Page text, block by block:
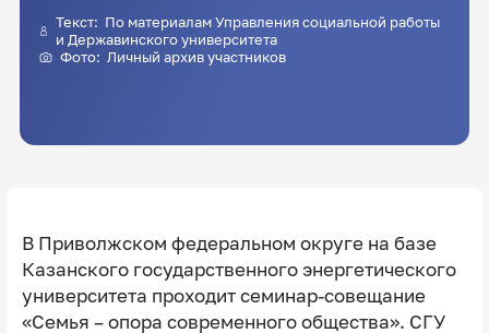
Текст: По материалам Управления социальной работы
и Державинского университета
Фото: Личный архив участников
В Приволжском федеральном округе на базе
Казанского государственного энергетического
университета проходит семинар-совещание
«Семья – опора современного общества». СГУ